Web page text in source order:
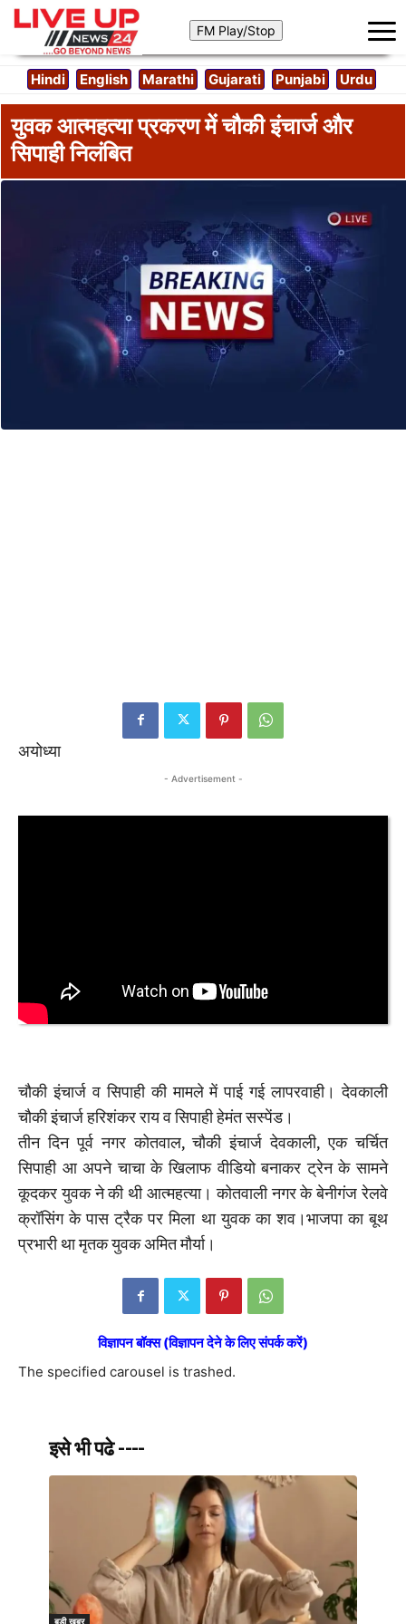
Hindi English Marathi Gujarati Punjabi Urdu
युवक आत्महत्या प्रकरण में चौकी इंचार्ज और
सिपाही निलंबित
अयोध्या
- Advertisement -
चौकी इंचार्ज व सिपाही की मामले में पाई गई लापरवाही। देवकाली
चौकी इंचार्ज हरिशंकर राय व सिपाही हेमंत सस्पेंड।
तीन दिन पूर्व नगर कोतवाल, चौकी इंचार्ज देवकाली, एक चर्चित
सिपाही आ अपने चाचा के खिलाफ वीडियो बनाकर ट्रेन के सामने
कूदकर युवक ने की थी आत्महत्या। कोतवाली नगर के बेनीगंज रेलवे
क्रॉसिंग के पास ट्रैक पर मिला था युवक का शव।भाजपा का बूथ
प्रभारी था मृतक युवक अमित मौर्या।
विज्ञापन बॉक्स (विज्ञापन देने के लिए संपर्क करें)
The specified carousel is trashed.
इसे भी पढे ----